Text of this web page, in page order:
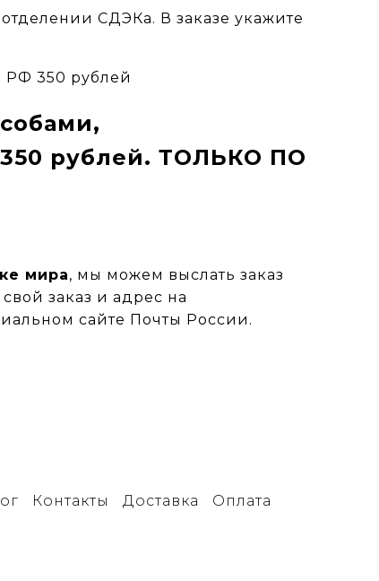
отделении СДЭКа. В заказе укажите
РФ 350 рублей
рублей. ТОЛЬКО ПО
мира, мы можем выслать заказ
заказ и адрес на
сайте Почты России .
Контакты Доставка Оплата